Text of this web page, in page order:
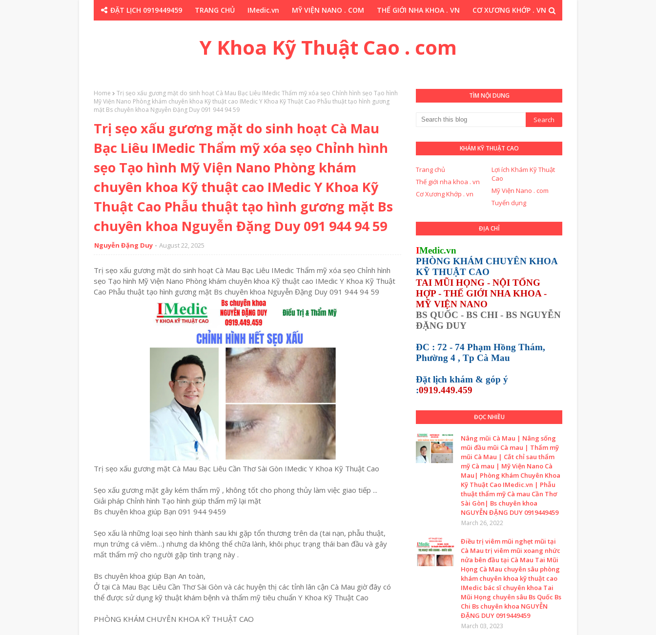
ĐẶT LỊCH 0919449459 TRANG CHỦ IMedic.vn MỸ VIỆN NANO . COM THẾ GIỚI NHA KHOA . VN CƠ XƯƠNG KHỚP . VN
Y Khoa Kỹ Thuật Cao . com
Home
Trị sẹo xấu gương mặt do sinh hoạt Cà Mau Bạc Liêu IMedic Thẩm mỹ xóa sẹo Chỉnh hình sẹo Tạo hình
Mỹ Viện Nano Phòng khám chuyên khoa Kỹ thuật cao IMedic Y Khoa Kỹ Thuật Cao Phẫu thuật tạo hình gương
mặt Bs chuyên khoa Nguyễn Đặng Duy 091 944 94 59
Trị sẹo xấu gương mặt do sinh hoạt Cà Mau
Bạc Liêu IMedic Thẩm mỹ xóa sẹo Chỉnh hình
sẹo Tạo hình Mỹ Viện Nano Phòng khám
chuyên khoa Kỹ thuật cao IMedic Y Khoa Kỹ
Thuật Cao Phẫu thuật tạo hình gương mặt Bs
chuyên khoa Nguyễn Đặng Duy 091 944 94 59
Nguyễn Đặng Duy August 22, 2025
Trị sẹo xấu gương mặt do sinh hoạt Cà Mau Bạc Liêu IMedic Thẩm mỹ xóa sẹo Chỉnh hình
sẹo Tạo hình Mỹ Viện Nano Phòng khám chuyên khoa Kỹ thuật cao IMedic Y Khoa Kỹ Thuật
Cao Phẫu thuật tạo hình gương mặt Bs chuyên khoa Nguyễn Đặng Duy 091 944 94 59
Trị sẹo xấu gương mặt Cà Mau Bạc Liêu Cần Thơ Sài Gòn IMedic Y Khoa Kỹ Thuật Cao
Sẹo xấu gương mặt gây kém thẩm mỹ , không tốt cho phong thủy làm việc giao tiếp ...
Giải pháp Chỉnh hình Tạo hình giúp thẩm mỹ lại mặt
Bs chuyên khoa giúp Bạn 091 944 9459
Sẹo xấu là những loại sẹo hình thành sau khi gặp tổn thương trên da (tai nạn, phẫu thuật,
mụn trứng cá viêm…) nhưng da không thể chữa lành, khôi phục trạng thái ban đầu và gây
mất thẩm mỹ cho người gặp tình trạng này .
Bs chuyên khoa giúp Bạn An toàn,
Ở tại Cà Mau Bạc Liêu Cần Thơ Sài Gòn và các huyện thị các tỉnh lân cận Cà Mau giờ đây có
thể được sử dụng kỹ thuật khám bệnh và thẩm mỹ tiêu chuẩn Y Khoa Kỹ Thuật Cao
PHÒNG KHÁM CHUYÊN KHOA KỸ THUẬT CAO
TÌM NỘI DUNG
KHÁM KỸ THUẬT CAO
Trang chủ
Lợi ích Khám Kỹ Thuật
Cao
Thế giới nha khoa . vn
Mỹ Viện Nano . com
Cơ Xương Khớp . vn
Tuyển dụng
ĐỊA CHỈ
IMedic.vn
PHÒNG KHÁM CHUYÊN KHOA
KỸ THUẬT CAO
TAI MŨI HỌNG - NỘI TỔNG
HỢP - THẾ GIỚI NHA KHOA -
MỸ VIỆN NANO
BS QUỐC - BS CHI - BS NGUYỄN
ĐẶNG DUY
ĐC : 72 - 74 Phạm Hồng Thám,
Phường 4 , Tp Cà Mau
Đặt lịch khám & góp ý
:0919.449.459
ĐỌC NHIỀU
Nâng mũi Cà Mau | Nâng sống
mũi đầu mũi Cà mau | Thẩm mỹ
mũi Cà Mau | Cắt chỉ sau thẩm
mỹ Cà mau | Mỹ Viện Nano Cà
Mau| Phòng Khám Chuyên Khoa
Kỹ Thuật Cao IMedic.vn | Phẫu
thuật thẩm mỹ Cà mau Cần Thơ
Sài Gòn| Bs chuyên khoa
NGUYỄN ĐẶNG DUY 0919449459
March 26, 2022
Điều trị viêm mũi nghẹt mũi tại
Cà Mau trị viêm mũi xoang nhức
nửa bên đầu tại Cà Mau Tai Mũi
Họng Cà Mau chuyên sâu phòng
khám chuyên khoa kỹ thuật cao
IMedic bác sĩ chuyên khoa Tai
Mũi Họng chuyên sâu Bs Quốc Bs
Chi Bs chuyên khoa NGUYỄN
ĐẶNG DUY 0919449459
March 03, 2023